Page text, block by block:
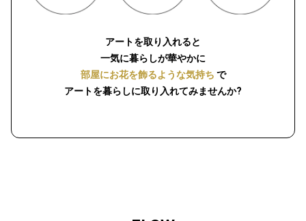
アートを取り入れると
一気に暮らしが華やかに
部屋にお花を飾るような気持ち で
アートを暮らしに取り入れてみませんか?